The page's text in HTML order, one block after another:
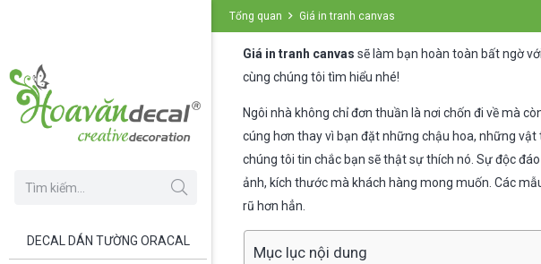
DECAL DÁN TƯỜNG ORACAL
Tổng quan Giá in tranh canvas
Giá in tranh canvas sẽ làm bạn hoàn toàn bất ngờ
cùng chúng tôi tìm hiểu nhé!
Ngôi nhà không chỉ đơn thuần là nơi chốn đi về mà
cúng hơn thay vì bạn đặt những chậu hoa, những
chúng tôi tin chắc bạn sẽ thật sự thích nó. Sự độc
ảnh, kích thước mà khách hàng mong muốn. Các
rũ hơn hẳn.
Mục lục nội dung